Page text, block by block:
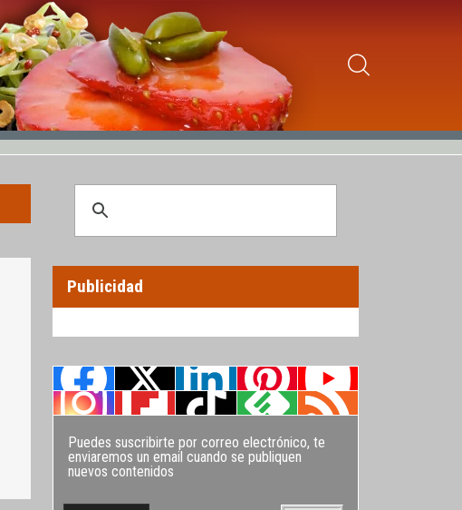
Publicidad
Puedes suscribirte por correo electrónico, te
enviaremos un email cuando se publiquen
nuevos contenidos